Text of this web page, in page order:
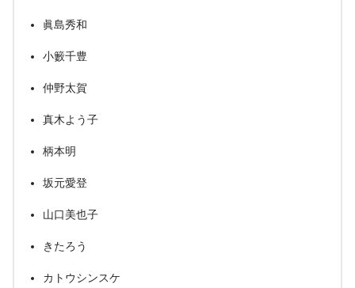
眞島秀和
小籔千豊
仲野太賀
真木よう子
柄本明
坂元愛登
山口美也子
きたろう
カトウシンスケ